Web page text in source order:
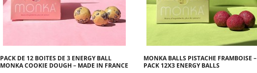
PACK DE 12 BOITES DE 3 ENERGY BALL
MONKA COOKIE DOUGH – MADE IN FRANCE
MONKA BALLS PISTACHE FRAMBOISE –
PACK 12X3 ENERGY BALLS